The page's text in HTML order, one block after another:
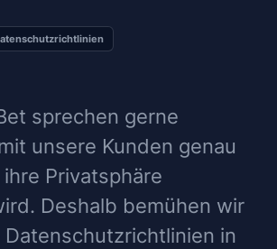
sprechen gerne
unsere Kunden genau
Privatsphäre
Deshalb bemühen wir
in